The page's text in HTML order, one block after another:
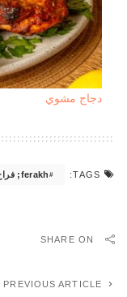
دجاج مشوي
TAGS: ferakh; فراخ
SHARE ON
PREVIOUS ARTICLE